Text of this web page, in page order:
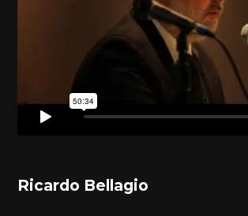
Ricardo Bellagio